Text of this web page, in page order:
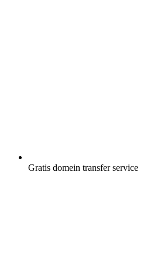
Gratis domein transfer service